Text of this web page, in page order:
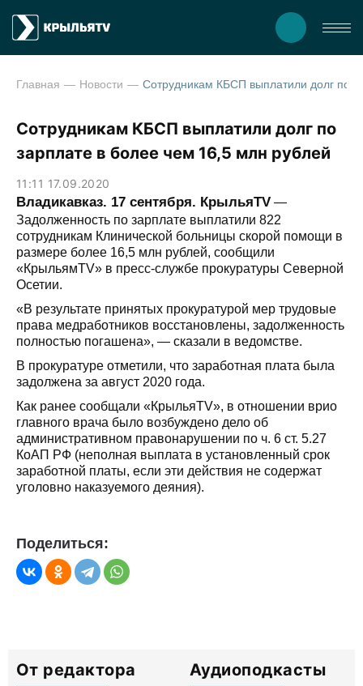
Главная Новости
Сотрудникам КБСП выплатили долг по
зарплате в более чем 16,5 млн рублей
11:11 17.09.2020
Владикавказ. 17 сентября. КрыльяTV —
Задолженность по зарплате выплатили 822
сотрудникам Клинической больницы скорой помощи в
размере более 16,5 млн рублей, сообщили
«КрыльямTV» в пресс-службе прокуратуры Северной
Осетии.
«В результате принятых прокуратурой мер трудовые
права медработников восстановлены, задолженность
полностью погашена», — сказали в ведомстве.
В прокуратуре отметили, что заработная плата была
задолжена за август 2020 года.
Как ранее сообщали «КрыльяTV», в отношении врио
главного врача было возбуждено дело об
административном правонарушении по ч. 6 ст. 5.27
КоАП РФ (неполная выплата в установленный срок
заработной платы, если эти действия не содержат
уголовно наказуемого деяния).
Поделиться:
От редактора Аудиоподкасты